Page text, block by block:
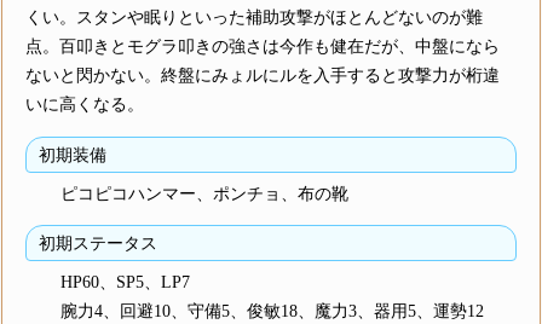
くい。スタンや眠りといった補助攻撃がほとんどないのが難
点。百叩きとモグラ叩きの強さは今作も健在だが、中盤になら
ないと閃かない。終盤にみょルにルを入手すると攻撃力が桁違
いに高くなる。
初期装備
ピコピコハンマー、ポンチョ、布の靴
初期ステータス
HP60、SP5、LP7
腕力4、回避10、守備5、俊敏18、魔力3、器用5、運勢12